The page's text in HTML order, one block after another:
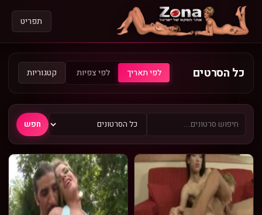
תפריט
כל הסרטים לפי תאריך לפי צפיות קטגוריות
חפש